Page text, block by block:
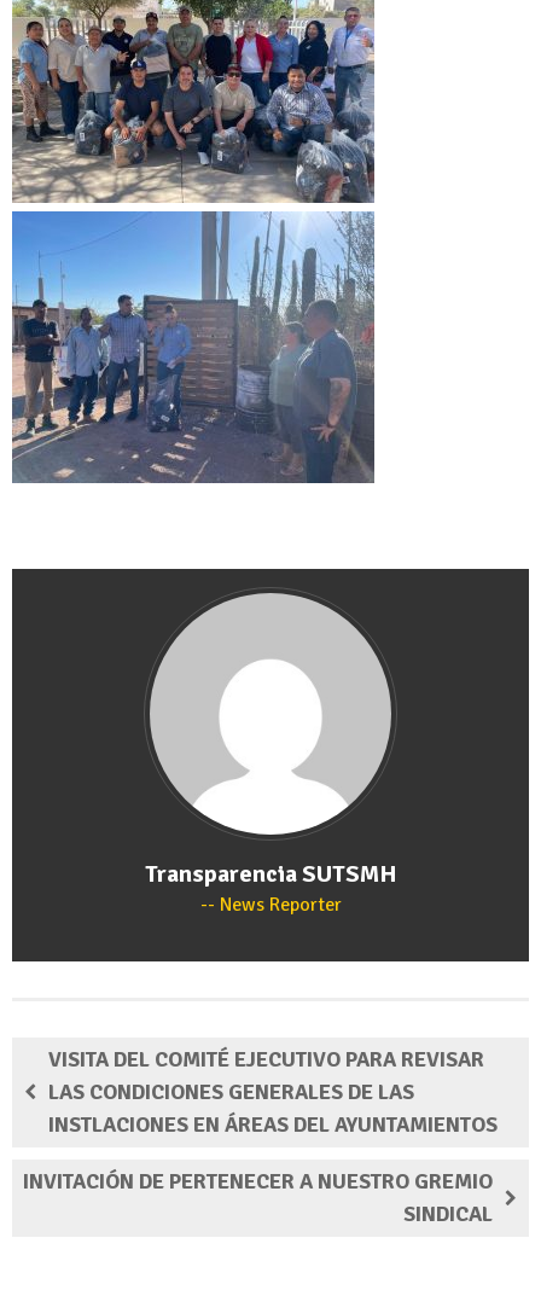
Transparencia SUTSMH
News Reporter
VISITA DEL COMITÉ EJECUTIVO PARA REVISAR
LAS CONDICIONES GENERALES DE LAS
INSTLACIONES EN ÁREAS DEL AYUNTAMIENTOS
INVITACIÓN DE PERTENECER A NUESTRO GREMIO
SINDICAL